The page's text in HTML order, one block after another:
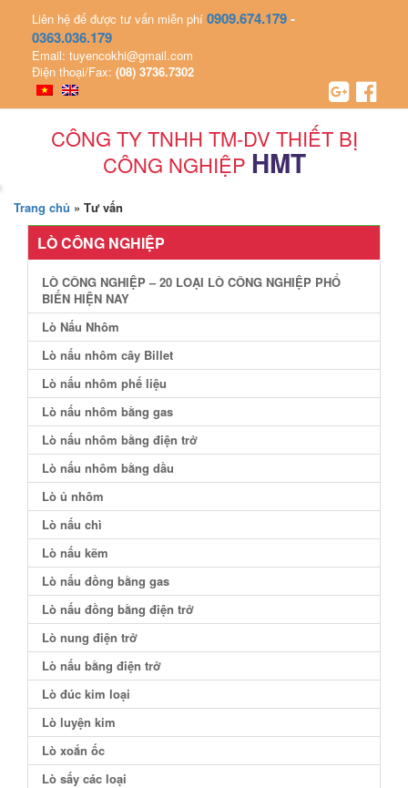
Liên hệ để được tư vấn miễn phí 0909.674.179-
0363.036.179
Email: tuyencokhi@gmail.com
Điện thoại/Fax: (08) 3736.7302
CÔNG TY TNHH TM-DV THIẾT BỊ
CÔNG NGHIỆP HMT
Trang chủ » Tư vấn
LÒ CÔNG NGHIỆP
LÒ CÔNG NGHIỆP – 20 LOẠI LÒ CÔNG NGHIỆP PHỔ
BIẾN HIỆN NAY
Lò Nấu Nhôm
Lò nấu nhôm cây Billet
Lò nấu nhôm phế liệu
Lò nấu nhôm bằng gas
Lò nấu nhôm bằng điện trở
Lò nấu nhôm bằng dầu
Lò ủ nhôm
Lò nấu chì
Lò nấu kẽm
Lò nấu đồng bằng gas
Lò nấu đồng bằng điện trở
Lò nung điện trở
Lò nấu bằng điện trở
Lò đúc kim loại
Lò luyện kim
Lò xoắn ốc
Lò sấy các loại